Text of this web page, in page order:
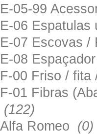
E-05-99
E-06
E-07 Escovas
E-08
F-00 Friso /
F-01 Fibras
(122)
Alfa Romeo (0)